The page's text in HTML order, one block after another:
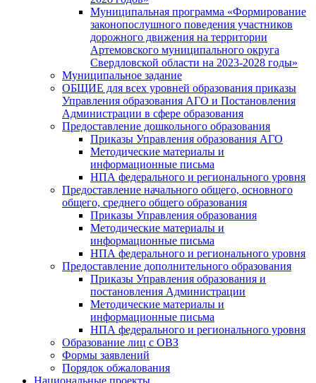
Муниципальная программа «Формирование
законопослушного поведения участников
дорожного движения на территории
Артемовского муниципального округа
Свердловской области на 2023-2028 годы»
Муниципальное задание
ОБЩИЕ для всех уровней образования приказы
Управления образования АГО и Постановления
Администрации в сфере образования
Предоставление дошкольного образования
Приказы Управления образования АГО
Методические материалы и
информационные письма
НПА федерального и регионального уровня
Предоставление начального общего, основного
общего, среднего общего образования
Приказы Управления образования
Методические материалы и
информационные письма
НПА федерального и регионального уровня
Предоставление дополнительного образования
Приказы Управления образования и
постановления Администрации
Методические материалы и
информационные письма
НПА федерального и регионального уровня
Образование лиц с ОВЗ
Формы заявлений
Порядок обжалования
Национальные проекты